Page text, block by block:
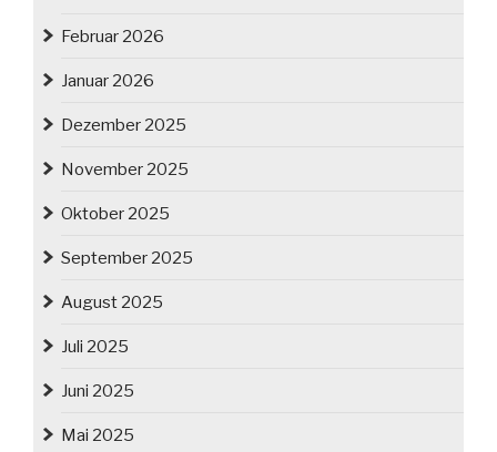
Februar 2026
Januar 2026
Dezember 2025
November 2025
Oktober 2025
September 2025
August 2025
Juli 2025
Juni 2025
Mai 2025